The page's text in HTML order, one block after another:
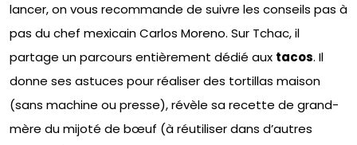
lancer, on vous recommande de suivre les conseils pas à
pas du chef mexicain Carlos Moreno. Sur Tchac, il
partage un parcours entièrement dédié aux tacos. Il
donne ses astuces pour réaliser des tortillas maison
(sans machine ou presse), révèle sa recette de grand-
mère du mijoté de bœuf (à réutiliser dans d’autres